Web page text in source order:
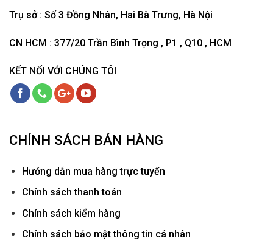
Trụ sở : Số 3 Đồng Nhân, Hai Bà Trưng, Hà Nội
CN HCM : 377/20 Trần Bình Trọng , P1 , Q10 , HCM
KẾT NỐI VỚI CHÚNG TÔI
CHÍNH SÁCH BÁN HÀNG
Hướng dẫn mua hàng trực tuyến
Chính sách thanh toán
Chính sách kiểm hàng
Chính sách bảo mật thông tin cá nhân